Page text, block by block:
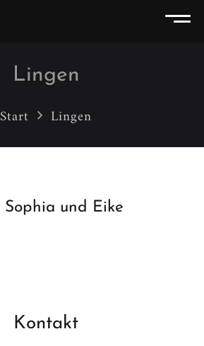
Lingen
Start Lingen
Sophia und Eike
Kontakt